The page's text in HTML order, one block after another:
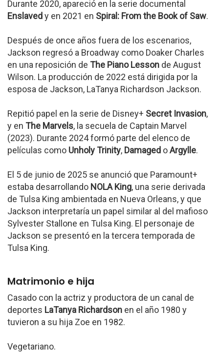
Durante 2020, apareció en la serie documental
Enslavedy en 2021 en Spiral: From the Book of Saw.
Después de once años fuera de los escenarios,
Jackson regresó a Broadway como Doaker Charles
en una reposición de The Piano Lesson de August
Wilson. La producción de 2022 está dirigida por la
esposa de Jackson, LaTanya Richardson Jackson.
Repitió papel en la serie de Disney+ Secret Invasion,
y en The Marvels, la secuela de Captain Marvel
(2023). Durante 2024 formó parte del elenco de
películas como Unholy Trinity, Damaged oArgylle.
El 5 de junio de 2025 se anunció que Paramount+
estaba desarrollando NOLA King, una serie derivada
de Tulsa King ambientada en Nueva Orleans, y que
Jackson interpretaría un papel similar al del mafioso
Sylvester Stallone en Tulsa King. El personaje de
Jackson se presentó en la tercera temporada de
Tulsa King.
Matrimonio e hija
Casado con la actriz y productora de un canal de
deportes LaTanya Richardson en el año 1980 y
tuvieron a su hija Zoe en 1982.
Vegetariano.